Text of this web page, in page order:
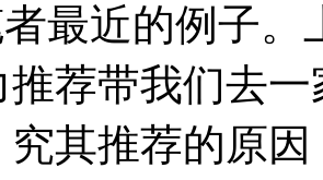
最近的例子。
推荐带我们去
究其推荐的原